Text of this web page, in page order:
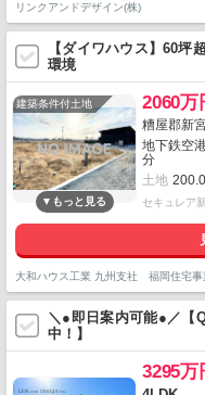
リンクアンドデザイン(株)
【ダイワハウス】60坪
環境
建築条件付土地 2060万
糟屋郡新
地下鉄空
分
土地
セキュレア
大和ハウス工業 九州支社 福岡住宅
＼●即日案内可能●／【
中！】
3295万